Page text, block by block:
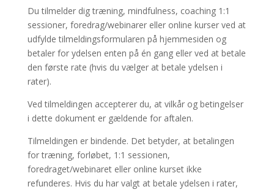
Du tilmelder dig træning, mindfulness, coaching 1:1
sessioner, foredrag/webinarer eller online kurser ved at
udfylde tilmeldingsformularen på hjemmesiden og
betaler for ydelsen enten på én gang eller ved at betale
den første rate (hvis du vælger at betale ydelsen i
rater).
Ved tilmeldingen accepterer du, at vilkår og betingelser
i dette dokument er gældende for aftalen.
Tilmeldingen er bindende. Det betyder, at betalingen
for træning, forløbet, 1:1 sessionen,
foredraget/webinaret eller online kurset ikke
refunderes. Hvis du har valgt at betale ydelsen i rater,